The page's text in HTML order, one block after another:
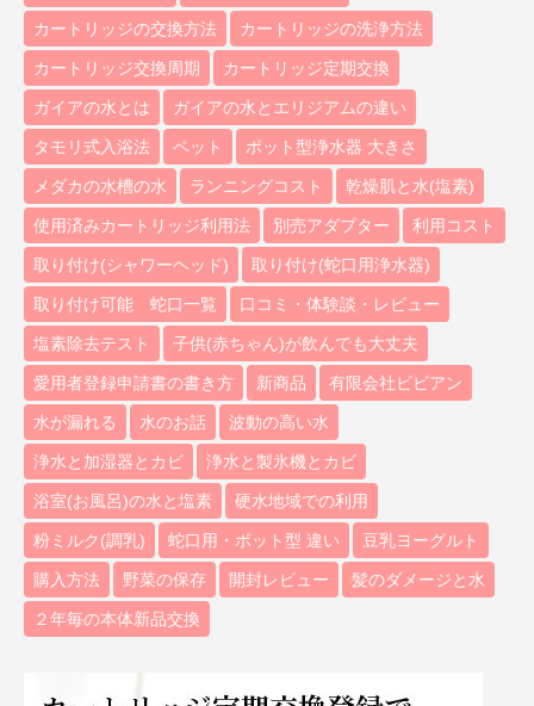
カートリッジの交換方法 カートリッジの洗浄方法
カートリッジ交換周期 カートリッジ定期交換
ガイアの水とは ガイアの水とエリジアムの違い
タモリ式入浴法 ペット ポット型浄水器 大きさ
メダカの水槽の水 ランニングコスト 乾燥肌と水(塩素)
使用済みカートリッジ利用法 別売アダプター 利用コスト
取り付け(シャワーヘッド) 取り付け(蛇口用浄水器)
取り付け可能 蛇口一覧 口コミ・体験談・レビュー
塩素除去テスト 子供(赤ちゃん)が飲んでも大丈夫
愛用者登録申請書の書き方 新商品 有限会社ビビアン
水が漏れる 水のお話 波動の高い水
浄水と加湿器とカビ 浄水と製氷機とカビ
浴室(お風呂)の水と塩素 硬水地域での利用
粉ミルク(調乳) 蛇口用・ポット型 違い 豆乳ヨーグルト
購入方法 野菜の保存 開封レビュー 髪のダメージと水
２年毎の本体新品交換